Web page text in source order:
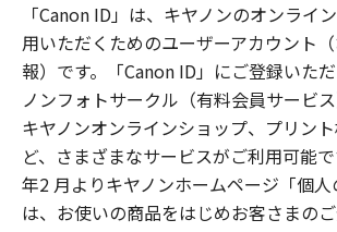
「Canon ID」は、キヤノンのオンライ
用いただくためのユーザーアカウント
報）です。「Canon ID」にご登録いた
ノンフォトサークル（有料会員サービス
キヤノンオンラインショップ、プリン
ど、さまざまなサービスがご利用可能
年2 月よりキヤノンホームページ「個
は、お使いの商品をはじめお客さまの